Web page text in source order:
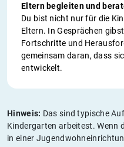
Eltern begleiten und
Du bist nicht nur für die
Eltern. In Gesprächen
Fortschritte und
gemeinsam daran, dass
entwickelt.
Hinweis: Das sind typische
Kindergarten arbeitest. Wenn
in einer